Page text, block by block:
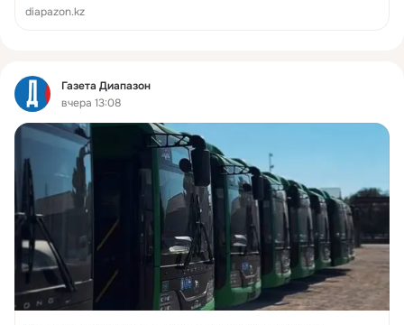
уборов и как получить поддержку из фонда «Всеобуч».
diapazon.kz
Фид
Газета Диапазон
вчера 13:08